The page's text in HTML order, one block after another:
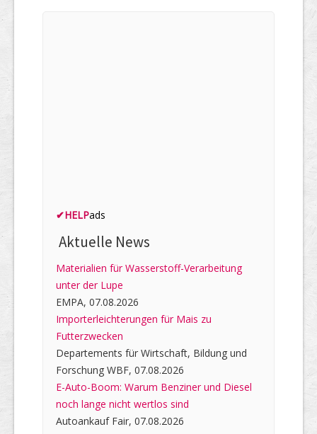
✔HELPads
Aktuelle News
Materialien für Wasserstoff-Verarbeitung
unter der Lupe
EMPA, 07.08.2026
Importerleichterungen für Mais zu
Futterzwecken
Departements für Wirtschaft, Bildung und
Forschung WBF, 07.08.2026
E-Auto-Boom: Warum Benziner und Diesel
noch lange nicht wertlos sind
Autoankauf Fair, 07.08.2026